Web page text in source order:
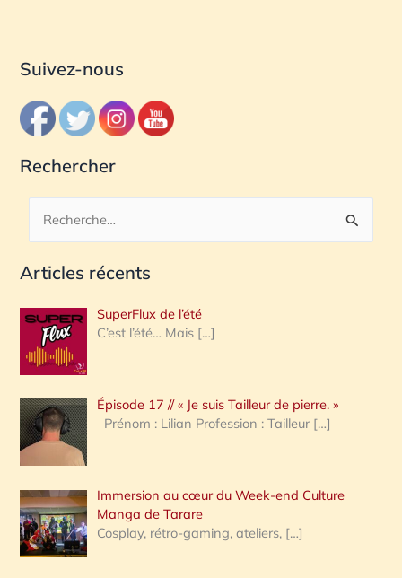
Suivez-nous
Rechercher
c
e
r
c
h
e
:
Articles récents
SuperFlux de l’été
C’est l’été… Mais […]
Épisode 17 // « Je suis Tailleur de pierre. »
Prénom : Lilian Profession : Tailleur […]
Immersion au cœur du Week-end Culture
Manga de Tarare
Cosplay, rétro-gaming, ateliers, […]